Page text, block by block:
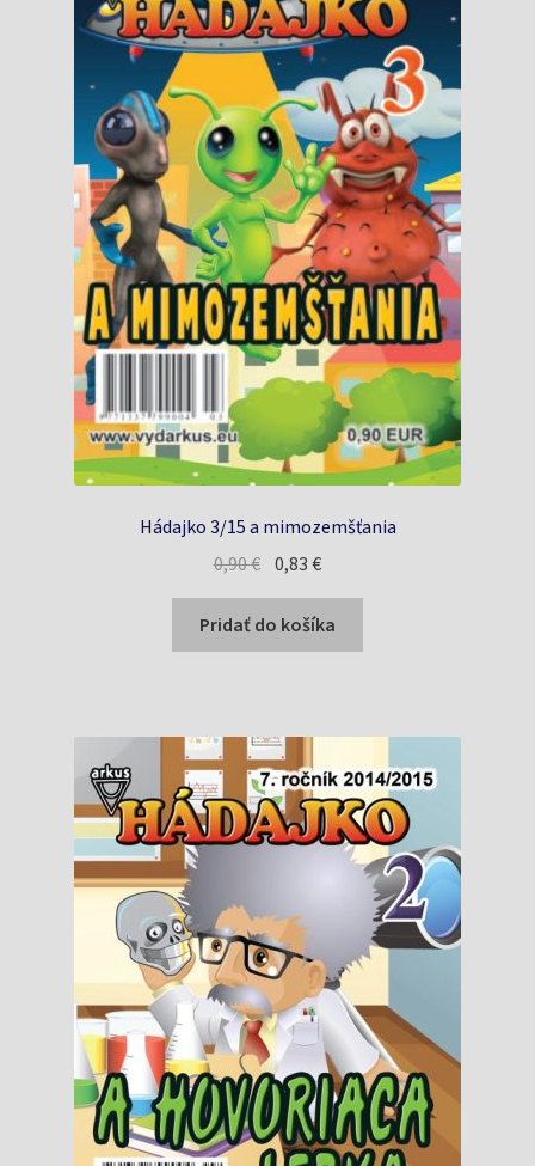
Hádajko 3/15 a mimozemšťania
0,90€ Pôvodná
cena
bola:
0,90 €.
0,83€Aktuálna
cena
je:
0,83 €.
Pridať do košíka